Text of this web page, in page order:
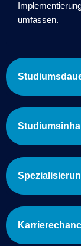
umfassen.